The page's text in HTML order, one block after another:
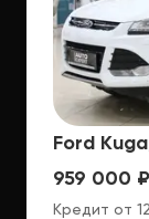
Ford
959 000 ₽
Кредит от